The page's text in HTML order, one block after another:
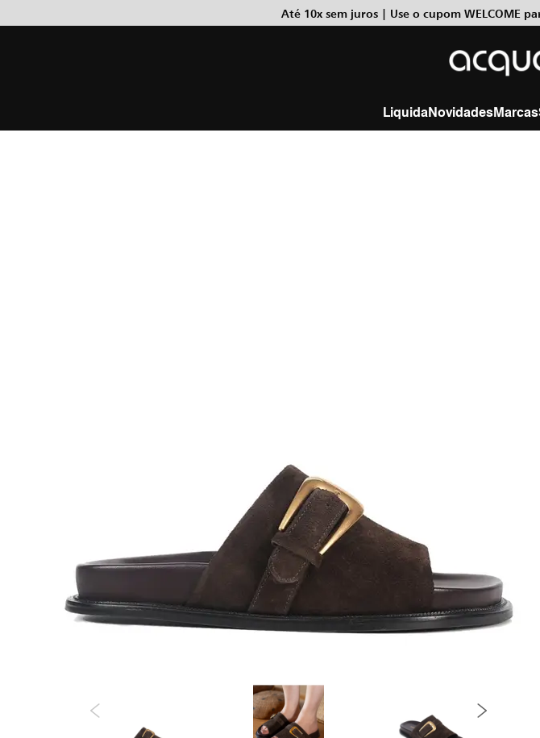
Até 10x sem juros | Use o cupom WELCOME
LiquidaNovidadesMarcas